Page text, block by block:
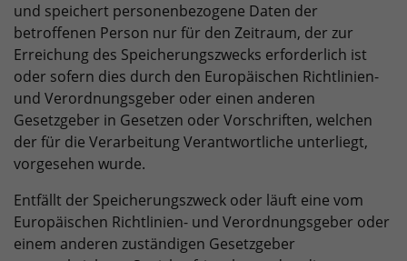
und speichert personenbezogene Daten der
betroffenen Person nur für den Zeitraum, der zur
Erreichung des Speicherungszwecks erforderlich ist
oder sofern dies durch den Europäischen Richtlinien-
und Verordnungsgeber oder einen anderen
Gesetzgeber in Gesetzen oder Vorschriften, welchen
der für die Verarbeitung Verantwortliche unterliegt,
vorgesehen wurde.
Entfällt der Speicherungszweck oder läuft eine vom
Europäischen Richtlinien- und Verordnungsgeber oder
einem anderen zuständigen Gesetzgeber